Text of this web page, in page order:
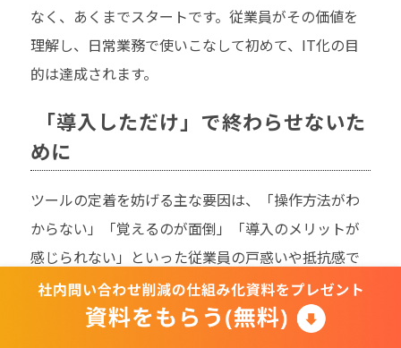
なく、あくまでスタートです。従業員がその価値を
理解し、日常業務で使いこなして初めて、IT化の目
的は達成されます。
「導入しただけ」で終わらせないた
めに
ツールの定着を妨げる主な要因は、「操作方法がわ
からない」「覚えるのが面倒」「導入のメリットが
感じられない」といった従業員の戸惑いや抵抗感で
す。これらを解消するには、マニュアルの整備や集
合研修だけでは不十分なケースが多く、個々の従業